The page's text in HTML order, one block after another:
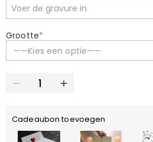
Grootte*
——Kies een optie——
Cadeaubon toevoegen